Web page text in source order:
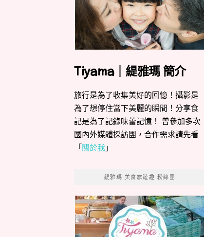
Tiyama｜緹雅瑪 簡介
旅行是為了收集美好的回憶！攝影是
為了想停住當下美麗的瞬間！分享食
記是為了記錄味蕾記憶！ 曾參加多次
國內外媒體採訪團，合作需求請先看
「關於我」
緹雅瑪 美食旅遊趣 粉絲團